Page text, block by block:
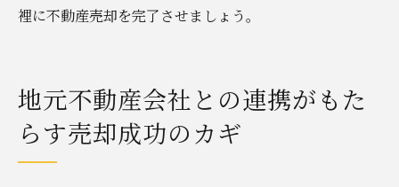
裡に不動産売却を完了させましょう。
地元不動産会社との連携がもた
らす売却成功のカギ